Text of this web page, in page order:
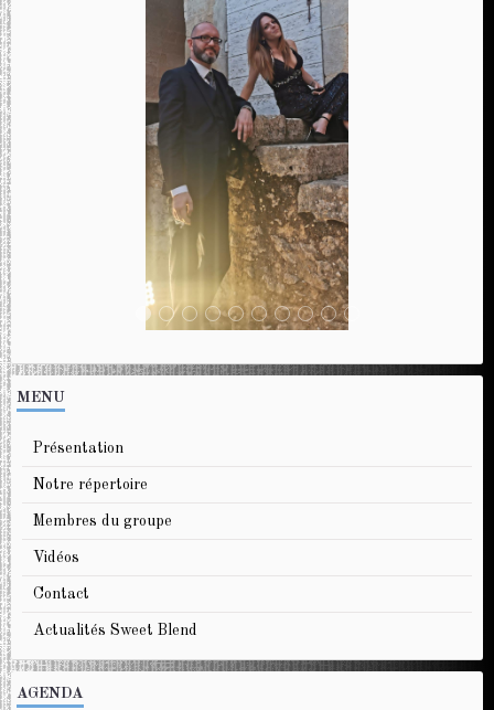
MENU
Présentation
Notre répertoire
Membres du groupe
Vidéos
Contact
Actualités Sweet Blend
AGENDA